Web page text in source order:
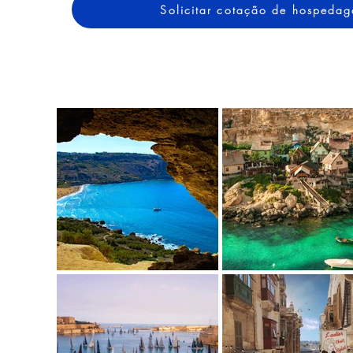
Solicitar cotação de